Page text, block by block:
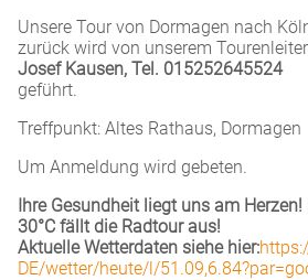
Unsere Tour von Dormagen nach
zurück wird von unserem
Josef Kausen, Tel. 015252645524
geführt.
Treffpunkt: Altes Rathaus, Dormagen
Um Anmeldung wird gebeten.
Ihre Gesundheit liegt uns am
30°C fällt die Radtour aus!
Aktuelle Wetterdaten siehe hier:
DE/wetter/heute/l/